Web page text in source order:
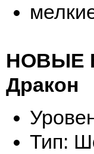
НОВЫЕ
Дракон
Тип: